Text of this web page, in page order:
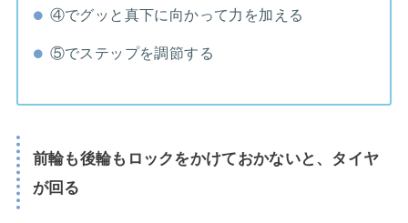
④でグッと真下に向かって力を加える
⑤でステップを調節する
前輪も後輪もロックをかけておかないと、タイヤ
が回る